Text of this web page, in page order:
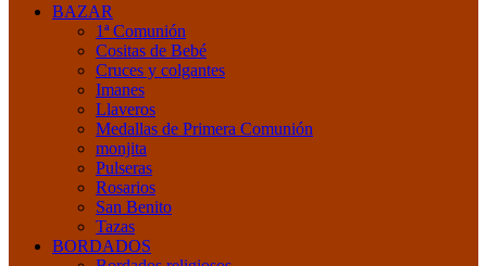
BAZAR
1ª Comunión
Cositas de Bebé
Cruces y colgantes
Imanes
Llaveros
Medallas de Primera Comunión
monjita
Pulseras
Rosarios
San Benito
Tazas
BORDADOS